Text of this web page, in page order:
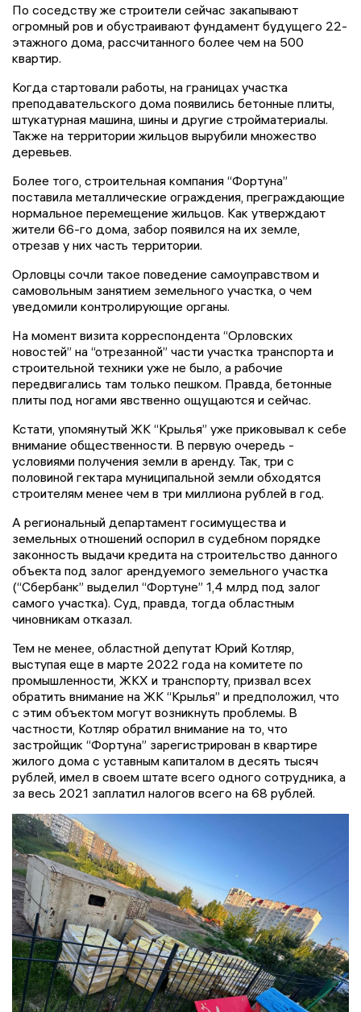
По соседству же строители сейчас закапывают
огромный ров и обустраивают фундамент будущего 22-
этажного дома, рассчитанного более чем на 500
квартир.
Когда стартовали работы, на границах участка
преподавательского дома появились бетонные плиты,
штукатурная машина, шины и другие стройматериалы.
Также на территории жильцов вырубили множество
деревьев.
Более того, строительная компания “Фортуна”
поставила металлические ограждения, преграждающие
нормальное перемещение жильцов. Как утверждают
жители 66-го дома, забор появился на их земле,
отрезав у них часть территории.
Орловцы сочли такое поведение самоуправством и
самовольным занятием земельного участка, о чем
уведомили контролирующие органы.
На момент визита корреспондента “Орловских
новостей” на “отрезанной” части участка транспорта и
строительной техники уже не было, а рабочие
передвигались там только пешком. Правда, бетонные
плиты под ногами явственно ощущаются и сейчас.
Кстати, упомянутый ЖК “Крылья” уже приковывал к себе
внимание общественности. В первую очередь -
условиями получения земли в аренду. Так, три с
половиной гектара муниципальной земли обходятся
строителям менее чем в три миллиона рублей в год.
А региональный департамент госимущества и
земельных отношений оспорил в судебном порядке
законность выдачи кредита на строительство данного
объекта под залог арендуемого земельного участка
(“Сбербанк” выделил “Фортуне” 1,4 млрд под залог
самого участка). Суд, правда, тогда областным
чиновникам отказал.
Тем не менее, областной депутат Юрий Котляр,
выступая еще в марте 2022 года на комитете по
промышленности, ЖКХ и транспорту, призвал всех
обратить внимание на ЖК “Крылья” и предположил, что
с этим объектом могут возникнуть проблемы. В
частности, Котляр обратил внимание на то, что
застройщик “Фортуна” зарегистрирован в квартире
жилого дома с уставным капиталом в десять тысяч
рублей, имел в своем штате всего одного сотрудника, а
за весь 2021 заплатил налогов всего на 68 рублей.